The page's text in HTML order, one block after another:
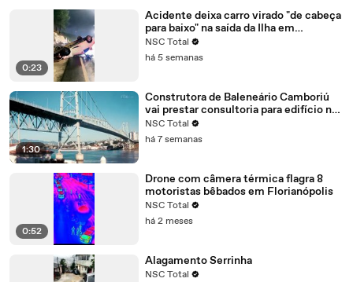
0:23
Acidente deixa carro virado "de cabeça
para baixo" na saída da Ilha em
Florianópolis
NSC Total
há 5 semanas
1:30
Construtora de Baleneário Camboriú
vai prestar consultoria para edifício no
Centro de Florianópolis
NSC Total
há 7 semanas
0:52
Drone com câmera térmica flagra 8
motoristas bêbados em Florianópolis
NSC Total
há 2 meses
Alagamento Serrinha
NSC Total